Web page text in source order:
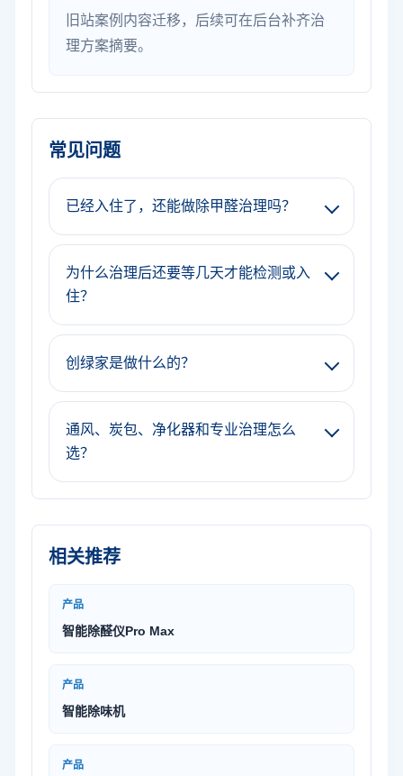
旧站案例内容迁移，后续可在后台补齐治
理方案摘要。
常见问题
已经入住了，还能做除甲醛治理吗？
为什么治理后还要等几天才能检测或入
住？
创绿家是做什么的？
通风、炭包、净化器和专业治理怎么
选？
相关推荐
产品
智能除醛仪Pro Max
产品
智能除味机
产品